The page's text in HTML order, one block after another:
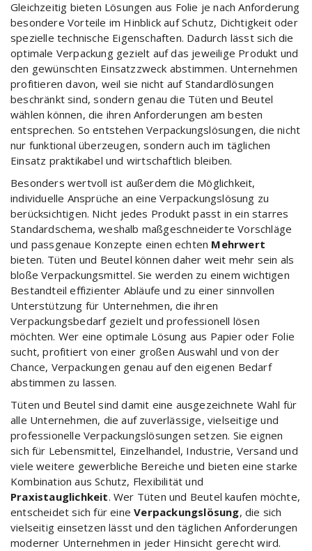
Gleichzeitig bieten Lösungen aus Folie je nach Anforderung
besondere Vorteile im Hinblick auf Schutz, Dichtigkeit oder
spezielle technische Eigenschaften. Dadurch lässt sich die
optimale Verpackung gezielt auf das jeweilige Produkt und
den gewünschten Einsatzzweck abstimmen. Unternehmen
profitieren davon, weil sie nicht auf Standardlösungen
beschränkt sind, sondern genau die Tüten und Beutel
wählen können, die ihren Anforderungen am besten
entsprechen. So entstehen Verpackungslösungen, die nicht
nur funktional überzeugen, sondern auch im täglichen
Einsatz praktikabel und wirtschaftlich bleiben.
Besonders wertvoll ist außerdem die Möglichkeit,
individuelle Ansprüche an eine Verpackungslösung zu
berücksichtigen. Nicht jedes Produkt passt in ein starres
Standardschema, weshalb maßgeschneiderte Vorschläge
und passgenaue Konzepte einen echten Mehrwert
bieten. Tüten und Beutel können daher weit mehr sein als
bloße Verpackungsmittel. Sie werden zu einem wichtigen
Bestandteil effizienter Abläufe und zu einer sinnvollen
Unterstützung für Unternehmen, die ihren
Verpackungsbedarf gezielt und professionell lösen
möchten. Wer eine optimale Lösung aus Papier oder Folie
sucht, profitiert von einer großen Auswahl und von der
Chance, Verpackungen genau auf den eigenen Bedarf
abstimmen zu lassen.
Tüten und Beutel sind damit eine ausgezeichnete Wahl für
alle Unternehmen, die auf zuverlässige, vielseitige und
professionelle Verpackungslösungen setzen. Sie eignen
sich für Lebensmittel, Einzelhandel, Industrie, Versand und
viele weitere gewerbliche Bereiche und bieten eine starke
Kombination aus Schutz, Flexibilität und
Praxistauglichkeit. Wer Tüten und Beutel kaufen möchte,
entscheidet sich für eineVerpackungslösung, die sich
vielseitig einsetzen lässt und den täglichen Anforderungen
moderner Unternehmen in jeder Hinsicht gerecht wird.